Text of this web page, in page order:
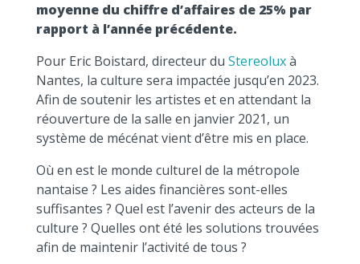
moyenne du chiffre d’affaires de 25% par
rapport à l’année précédente.
Pour Eric Boistard, directeur du Stereoluxà
Nantes, la culture sera impactée jusqu’en 2023.
Afin de soutenir les artistes et en attendant la
réouverture de la salle en janvier 2021, un
système de mécénat vient d’être mis en place.
Où en est le monde culturel de la métropole
nantaise ? Les aides financières sont-elles
suffisantes ? Quel est l’avenir des acteurs de la
culture ? Quelles ont été les solutions trouvées
afin de maintenir l’activité de tous ?